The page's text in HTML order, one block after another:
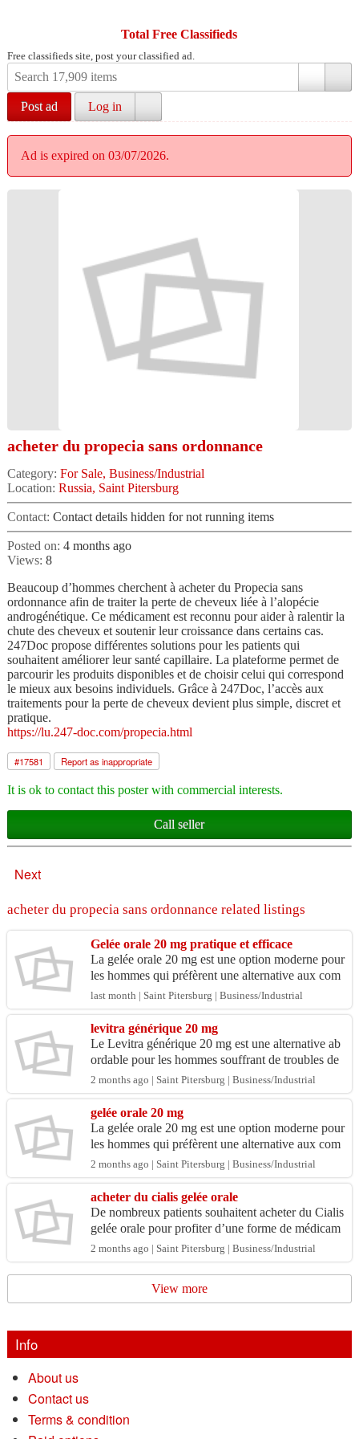
Total Free Classifieds
Free classifieds site, post your classified ad.
Post ad Log in
Ad is expired on 03/07/2026.
acheter du propecia sans ordonnance
Category: For Sale, Business/Industrial
Location: Russia, Saint Pitersburg
Contact: Contact details hidden for not running items
Posted on: 4 months ago
Views: 8
Beaucoup d’hommes cherchent à acheter du Propecia sans
ordonnance afin de traiter la perte de cheveux liée à l’alopécie
androgénétique. Ce médicament est reconnu pour aider à ralentir la
chute des cheveux et soutenir leur croissance dans certains cas.
247Doc propose différentes solutions pour les patients qui
souhaitent améliorer leur santé capillaire. La plateforme permet de
parcourir les produits disponibles et de choisir celui qui correspond
le mieux aux besoins individuels. Grâce à 247Doc, l’accès aux
traitements pour la perte de cheveux devient plus simple, discret et
pratique.
https://lu.247-doc.com/propecia.html
#17581 Report as inappropriate
It is ok to contact this poster with commercial interests.
Call seller
Next
acheter du propecia sans ordonnance related listings
Gelée orale 20 mg pratique et efficace
La gelée orale 20 mg est une option moderne pour
les hommes qui préfèrent une alternative aux com
primés traditionnels contre les troubles de l’érecti
o...
last month | Saint Pitersburg | Business/Industrial
levitra générique 20 mg
Le Levitra générique 20 mg est une alternative ab
ordable pour les hommes souffrant de troubles de
l’érection. Ce traitement contient un ingrédient ac
t...
2 months ago | Saint Pitersburg | Business/Industrial
gelée orale 20 mg
La gelée orale 20 mg est une option moderne pour
les hommes qui préfèrent une alternative aux com
primés traditionnels contre les troubles de l’érecti
o...
2 months ago | Saint Pitersburg | Business/Industrial
acheter du cialis gelée orale
De nombreux patients souhaitent acheter du Cialis
gelée orale pour profiter d’une forme de médicam
ent facile à utiliser. Cette présentation en gelée e...
2 months ago | Saint Pitersburg | Business/Industrial
View more
Info
About us
Contact us
Terms & condition